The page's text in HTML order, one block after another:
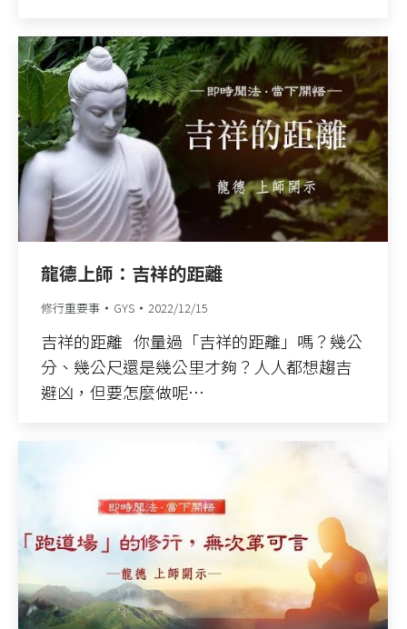
龍德上師：吉祥的距離
修行重要事 GYS 2022/12/15
吉祥的距離 你量過「吉祥的距離」嗎？幾公
分、幾公尺還是幾公里才夠？人人都想趨吉
避凶，但要怎麼做呢…